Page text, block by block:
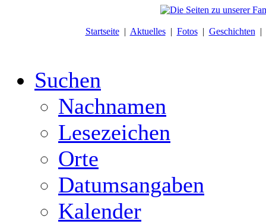
Startseite| Aktuelles| Fotos| Geschichten |
Suchen
Nachnamen
Lesezeichen
Orte
Datumsangaben
Kalender